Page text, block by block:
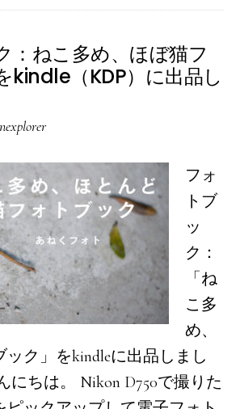
祝
が
多
で、
１
２
日
で
か
行
：ねこ多め、ほぼ猫フ
kindle（KDP）に出品し
フォ
トブ
ッ
ク：
「ね
こ多
め、
ク」をkindleに出品しまし
にちは。 Nikon D750で撮りた